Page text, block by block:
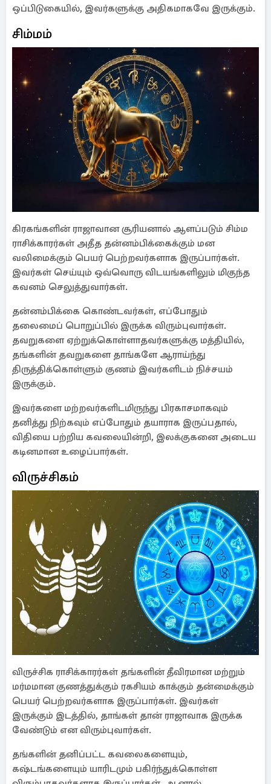
ஒப்பிடுகையில், இவர்களுக்கு அதிகமாகவே இருக்கும்.
சிம்மம்
கிரகங்களின் ராஜாவான சூரியனால் ஆளப்படும் சிம்ம
ராசிக்காரர்கள் அதீத தன்னம்பிக்கைக்கும் மன
வலிமைக்கும் பெயர் பெற்றவர்களாக இருப்பார்கள்.
இவர்கள் செய்யும் ஒவ்வொரு விடயங்களிலும் மிகுந்த
கவனம் செலுத்துவார்கள்.
தன்னம்பிக்கை கொண்டவர்கள், எப்போதும்
தலைமைப் பொறுப்பில் இருக்க விரும்புவார்கள்.
தவறுகளை ஏற்றுக்கொள்ளாதவர்களுக்கு மத்தியில்,
தங்களின் தவறுகளை தாங்களே ஆராய்ந்து
திருத்திக்கொள்ளும் குணம் இவர்களிடம் நிச்சயம்
இருக்கும்.
இவர்களை மற்றவர்களிடமிருந்து பிரகாசமாகவும்
தனித்து நிற்கவும் எப்போதும் தயாராக இருப்பதால்,
விதியை பற்றிய கவலையின்றி, இலக்குகனை அடைய
கடினமான உழைப்பார்கள்.
விருச்சிகம்
விருச்சிக ராசிக்காரர்கள் தங்களின் தீவிரமான மற்றும்
மர்மமான குணத்துக்கும் ரகசியம் காக்கும் தன்மைக்கும்
பெயர் பெற்றவர்களாக இருப்பார்கள். இவர்கள்
இருக்கும் இடத்தில், தாங்கள் தான் ராஜாவாக இருக்க
வேண்டும் என விரும்புவார்கள்.
தங்களின் தனிப்பட்ட கவலைகளையும்,
கஷ்டங்களையும் யாரிடமும் பகிர்ந்துக்கொள்ள